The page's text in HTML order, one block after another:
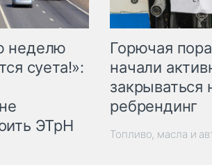
неделю
суета!»:
ЭТрН
Горючая
начали
закрываться
ребрендинг
Топливо, масла и